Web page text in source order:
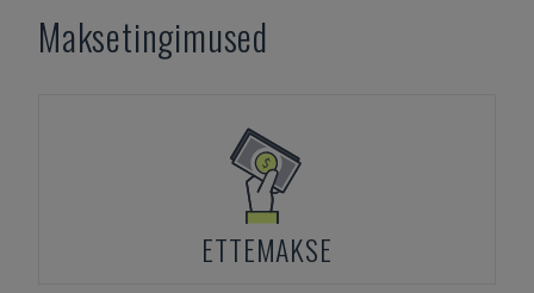
Maksetingimused
ETTEMAKSE